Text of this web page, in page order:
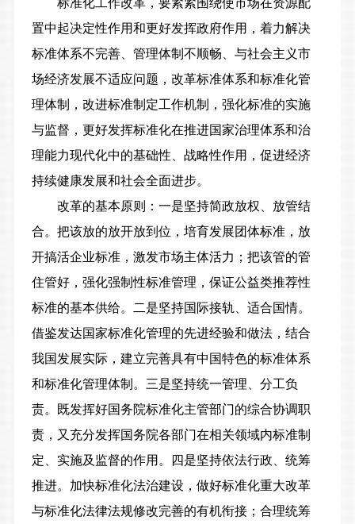
标准化工作改革，要紧紧围绕使市场在资源配
置中起决定性作用和更好发挥政府作用，着力解决
标准体系不完善、管理体制不顺畅、与社会主义市
场经济发展不适应问题，改革标准体系和标准化管
理体制，改进标准制定工作机制，强化标准的实施
与监督，更好发挥标准化在推进国家治理体系和治
理能力现代化中的基础性、战略性作用，促进经济
持续健康发展和社会全面进步。
改革的基本原则：一是坚持简政放权、放管结
合。把该放的放开放到位，培育发展团体标准，放
开搞活企业标准，激发市场主体活力；把该管的管
住管好，强化强制性标准管理，保证公益类推荐性
标准的基本供给。 二是坚持国际接轨、适合国情。
借鉴发达国家标准化管理的先进经验和做法，结合
我国发展实际，建立完善具有中国特色的标准体系
和标准化管理体制。 三是坚持统一管理、分工负
责。 既发挥好国务院标准化主管部门的综合协调职
责，又充分发挥国务院各部门在相关领域内标准制
定、实施及监督的作用。
四是坚持依法行政、统筹
推进。 加快标准化法治建设，做好标准化重大改革
与标准化法律法规修改完善的有机衔接；合理统筹